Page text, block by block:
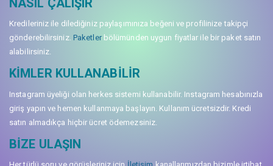
Kredileriniz ile dilediğiniz paylaşımınıza beğeni ve profilinize takipçi
gönderebilirsiniz. Paketlerbölümünden uygun fiyatlar ile bir paket satın
alabilirsiniz.
KIMLER KULLANABILIR
Instagram üyeliği olan herkes sistemi kullanabilir. Instagram hesabınızla
giriş yapın ve hemen kullanmaya başlayın. Kullanım ücretsizdir. Kredi
satın almadıkça hiçbir ücret ödemezsiniz.
BIZE ULAŞIN